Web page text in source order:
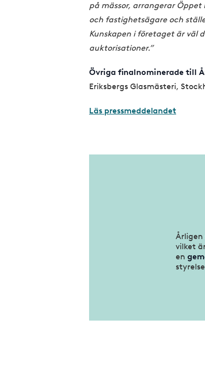
på mässor, arrangerar
och fastighetsägare och
Kunskapen i företaget är väl
auktorisationer.”
Övriga finalnominerade till
Eriksbergs Glasmästeri,
Läs pressmeddelandet
Årligen
vilket
en